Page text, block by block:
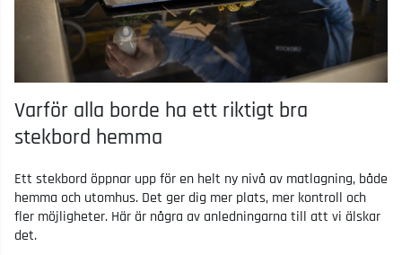
Varför alla borde ha ett riktigt bra
stekbord hemma
Ett stekbord öppnar upp för en helt ny nivå av matlagning, både
hemma och utomhus. Det ger dig mer plats, mer kontroll och
fler möjligheter. Här är några av anledningarna till att vi älskar
det.